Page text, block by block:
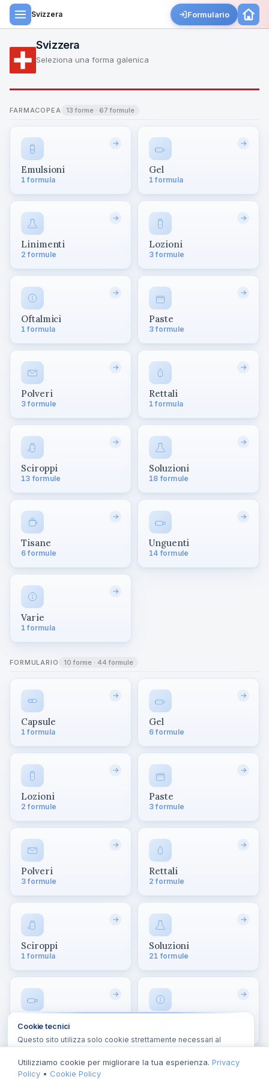
Svizzera Formulario
Svizzera
Seleziona una forma galenica
FARMACOPEA 13 forme · 67 formule
Emulsioni
1 formula
→
Gel
1 formula
→
Linimenti
2 formule
→
Lozioni
3 formule
→
Oftalmici
1 formula
→
Paste
3 formule
→
Polveri
3 formule
→
Rettali
1 formula
→
Sciroppi
13 formule
→
Soluzioni
18 formule
→
Tisane
6 formule
→
Unguenti
14 formule
→
Varie
1 formula
→
FORMULARIO 10 forme · 44 formule
Capsule
1 formula
→
Gel
6 formule
→
Lozioni
2 formule
→
Paste
3 formule
→
Polveri
3 formule
→
Rettali
2 formule
→
Sciroppi
1 formula
→
Soluzioni
21 formule
→
4 formule
→ →
Utilizziamo cookie per migliorare la tua esperienza. Privacy
Policy • Cookie Policy
Cookie tecnici
Questo sito utilizza solo cookie strettamente necessari al
tracciamento.Cookie Policy